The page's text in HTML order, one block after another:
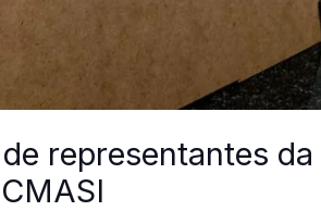
representantes